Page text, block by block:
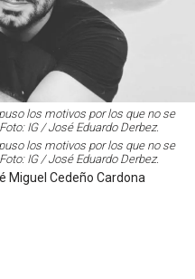
los motivos por los que no se
IG / José Eduardo Derbez.
los motivos por los que no se
IG / José Eduardo Derbez.
Miguel Cedeño Cardona